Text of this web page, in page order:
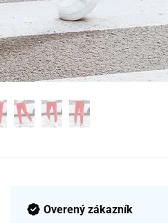
Overený zákazník